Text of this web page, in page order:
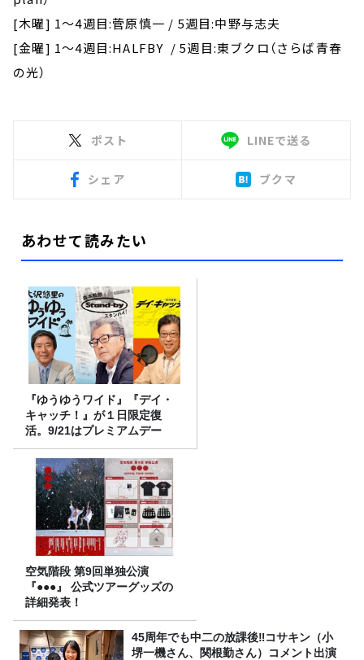
[木曜] 1～4週目:菅原慎一 / 5週目:中野与志夫
[金曜] 1～4週目:HALFBY / 5週目:東ブクロ（さらば青春
の光）
ポスト LINEで送る
シェア ブクマ
あわせて読みたい
『ゆうゆうワイド』『デイ・
キャッチ！』が１日限定復
活。9/21はプレミアムデー
空気階段 第9回単独公演
『●●●』 公式ツアーグッズの
詳細発表！
45周年でも中二の放課後‼コサキン（小
堺一機さん、関根勤さん）コメント出演